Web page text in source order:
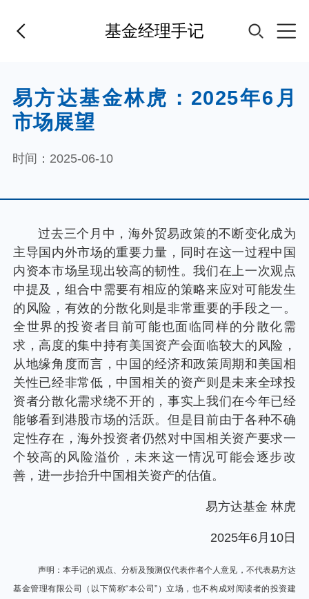
基金经理手记
首页
基金经理
FOF
个人养老金
投资顾问
关于我们
我的账户
易方达基金林虎：2025年6月
市场展望
时间：2025-06-10
过去三个月中，海外贸易政策的不断变化成为
主导国内外市场的重要力量，同时在这一过程中国
内资本市场呈现出较高的韧性。我们在上一次观点
中提及，组合中需要有相应的策略来应对可能发生
的风险，有效的分散化则是非常重要的手段之一。
全世界的投资者目前可能也面临同样的分散化需
求，高度的集中持有美国资产会面临较大的风险，
从地缘角度而言，中国的经济和政策周期和美国相
关性已经非常低，中国相关的资产则是未来全球投
资者分散化需求绕不开的，事实上我们在今年已经
能够看到港股市场的活跃。但是目前由于各种不确
定性存在，海外投资者仍然对中国相关资产要求一
个较高的风险溢价，未来这一情况可能会逐步改
善，进一步抬升中国相关资产的估值。
易方达基金 林虎
2025年6月10日
声明：本手记的观点、分析及预测仅代表作者个人意见，不代表易方达
基金管理有限公司（以下简称“本公司”）立场，也不构成对阅读者的投资建